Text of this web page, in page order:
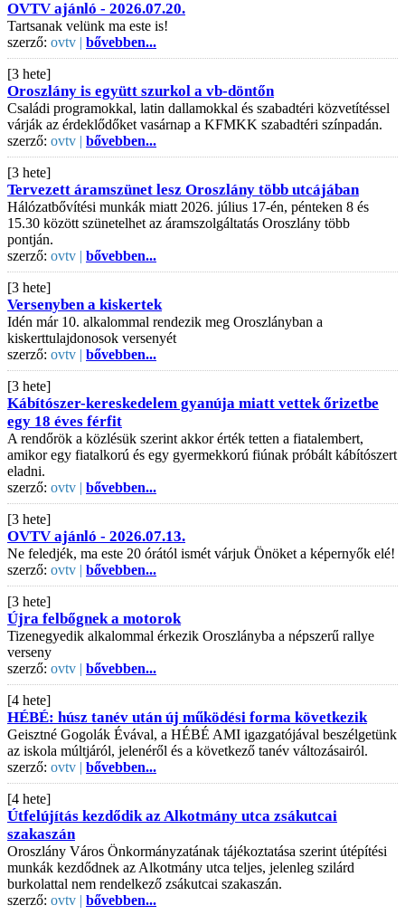
OVTV ajánló - 2026.07.20.
Tartsanak velünk ma este is!
szerző: ovtv | bővebben...
[3 hete]
Oroszlány is együtt szurkol a vb-döntőn
Családi programokkal, latin dallamokkal és szabadtéri közvetítéssel
várják az érdeklődőket vasárnap a KFMKK szabadtéri színpadán.
szerző: ovtv | bővebben...
[3 hete]
Tervezett áramszünet lesz Oroszlány több utcájában
Hálózatbővítési munkák miatt 2026. július 17-én, pénteken 8 és
15.30 között szünetelhet az áramszolgáltatás Oroszlány több
pontján.
szerző: ovtv | bővebben...
[3 hete]
Versenyben a kiskertek
Idén már 10. alkalommal rendezik meg Oroszlányban a
kiskerttulajdonosok versenyét
szerző: ovtv | bővebben...
[3 hete]
Kábítószer-kereskedelem gyanúja miatt vettek őrizetbe
egy 18 éves férfit
A rendőrök a közlésük szerint akkor érték tetten a fiatalembert,
amikor egy fiatalkorú és egy gyermekkorú fiúnak próbált kábítószert
eladni.
szerző: ovtv | bővebben...
[3 hete]
OVTV ajánló - 2026.07.13.
Ne feledjék, ma este 20 órától ismét várjuk Önöket a képernyők elé!
szerző: ovtv | bővebben...
[3 hete]
Újra felbőgnek a motorok
Tizenegyedik alkalommal érkezik Oroszlányba a népszerű rallye
verseny
szerző: ovtv | bővebben...
[4 hete]
HÉBÉ: húsz tanév után új működési forma következik
Geisztné Gogolák Évával, a HÉBÉ AMI igazgatójával beszélgetünk
az iskola múltjáról, jelenéről és a következő tanév változásairól.
szerző: ovtv | bővebben...
[4 hete]
Útfelújítás kezdődik az Alkotmány utca zsákutcai
szakaszán
Oroszlány Város Önkormányzatának tájékoztatása szerint útépítési
munkák kezdődnek az Alkotmány utca teljes, jelenleg szilárd
burkolattal nem rendelkező zsákutcai szakaszán.
szerző: ovtv | bővebben...